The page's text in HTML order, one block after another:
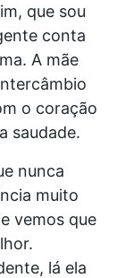
que sou
conta
A mãe
o coração
saudade.
nunca
muito
vemos que
lá ela